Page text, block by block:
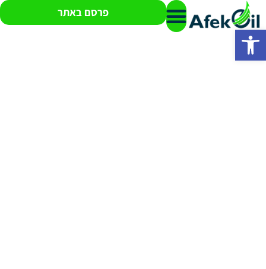
פתח סרגל נגישות
פרסם באתר